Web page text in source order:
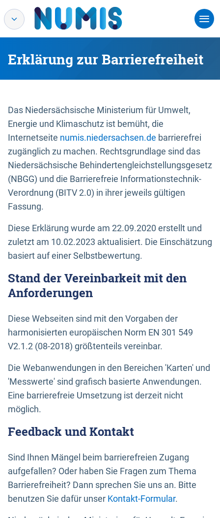
Erklärung zur Barrierefreiheit
Das Niedersächsische Ministerium für Umwelt,
Energie und Klimaschutz ist bemüht, die
Internetseite numis.niedersachsen.de barrierefrei
zugänglich zu machen. Rechtsgrundlage sind das
Niedersächsische Behindertengleichstellungsgesetz
(NBGG) und die Barrierefreie Informationstechnik-
Verordnung (BITV 2.0) in ihrer jeweils gültigen
Fassung.
Diese Erklärung wurde am 22.09.2020 erstellt und
zuletzt am 10.02.2023 aktualisiert. Die Einschätzung
basiert auf einer Selbstbewertung.
Stand der Vereinbarkeit mit den
Anforderungen
Diese Webseiten sind mit den Vorgaben der
harmonisierten europäischen Norm EN 301 549
V2.1.2 (08-2018) größtenteils vereinbar.
Die Webanwendungen in den Bereichen 'Karten' und
'Messwerte' sind grafisch basierte Anwendungen.
Eine barrierefreie Umsetzung ist derzeit nicht
möglich.
Feedback und Kontakt
Sind Ihnen Mängel beim barrierefreien Zugang
aufgefallen? Oder haben Sie Fragen zum Thema
Barrierefreiheit? Dann sprechen Sie uns an. Bitte
benutzen Sie dafür unser Kontakt-Formular.